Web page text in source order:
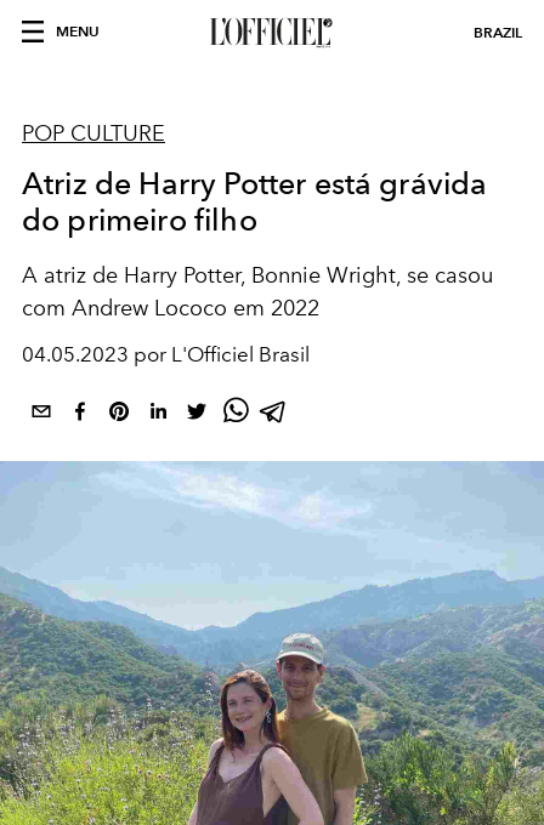
MENU BRAZIL
POP CULTURE
Atriz de Harry Potter está grávida
do primeiro filho
A atriz de Harry Potter, Bonnie Wright, se casou
com Andrew Lococo em 2022
04.05.2023 por L'Officiel Brasil